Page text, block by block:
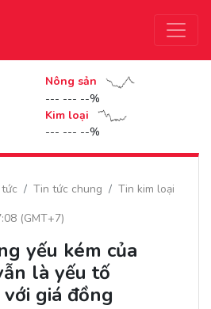
Nông sản
--- --- --%
Kim loại
--- --- --%
Tin tức chung
Tin kim loại
(GMT+7)
yếu kém của
là yếu tố
với giá đồng